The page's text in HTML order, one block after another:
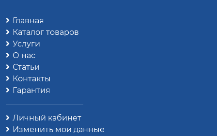
Главная
Каталог товаров
Услуги
О нас
Статьи
Контакты
Гарантия
Личный кабинет
Изменить мои данные